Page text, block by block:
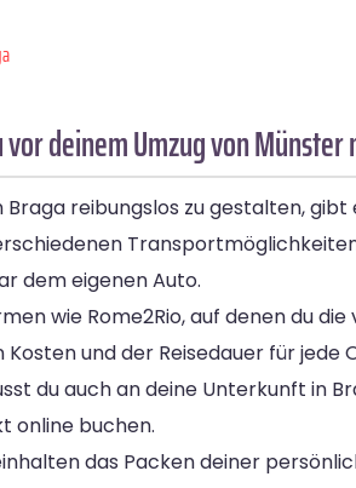
deinem Umzug von
Braga reibungslos zu gestalten,
dem eigenen Auto.
wie Rome2Rio, auf denen du
und der Reisedauer für
du auch an deine Unterkunft in
online buchen.
das Packen deiner